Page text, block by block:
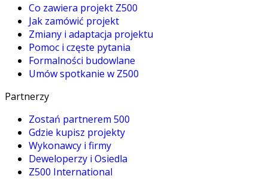
Co zawiera projekt Z500
Jak zamówić projekt
Zmiany i adaptacja projektu
Pomoc i częste pytania
Formalności budowlane
Umów spotkanie w Z500
Partnerzy
Zostań partnerem 500
Gdzie kupisz projekty
Wykonawcy i firmy
Deweloperzy i Osiedla
Z500 International